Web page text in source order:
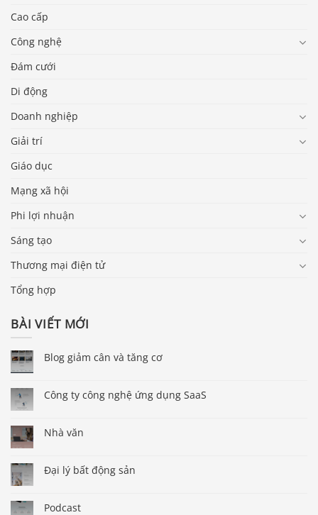
Cao cấp
Công nghệ
Đám cưới
Di động
Doanh nghiệp
Giải trí
Giáo dục
Mạng xã hội
Phi lợi nhuận
Sáng tạo
Thương mại điện tử
Tổng hợp
BÀI VIẾT MỚI
Blog giảm cân và tăng cơ
Công ty công nghệ ứng dụng SaaS
Nhà văn
Đại lý bất động sản
Podcast